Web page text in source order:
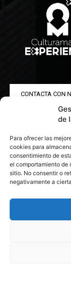
de
Para ofrecer las
cookies para
consentimiento de
el comportamiento de
sitio. No consentir o
negativamente a
CONTACTA CON
POLÍTICA DE
POLÍTICA DE
© 2026 Todos